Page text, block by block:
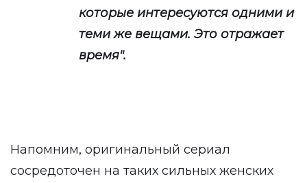
которые интересуются одними и
теми же вещами. Это отражает
время".
Напомним, оригинальный сериал
сосредоточен на таких сильных женских